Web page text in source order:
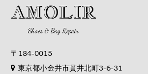
AMOLIR
Shoes & Bag Repair
〒184-0015
東京都小金井市貫井北町3-6-31